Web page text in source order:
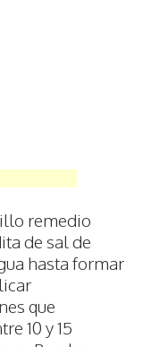
remedio
de sal de
hasta formar
que
10 y 15